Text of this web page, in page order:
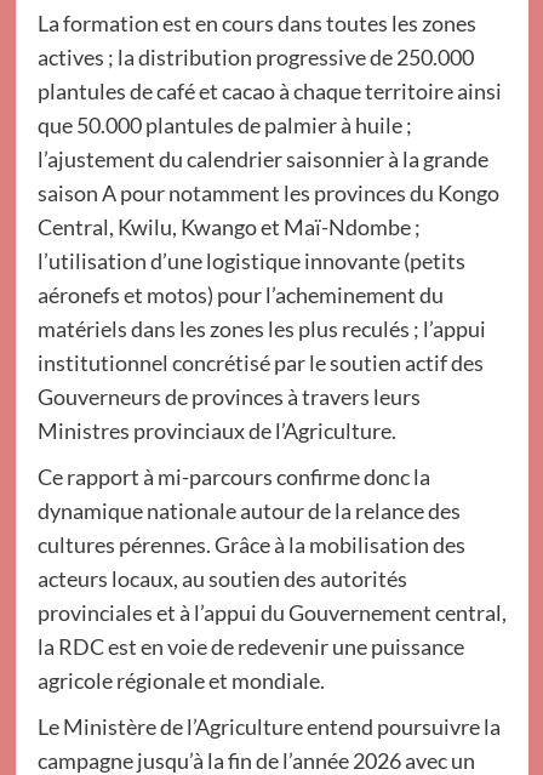
La formation est en cours dans toutes les zones
actives ; la distribution progressive de 250.000
plantules de café et cacao à chaque territoire ainsi
que 50.000 plantules de palmier à huile ;
l’ajustement du calendrier saisonnier à la grande
saison A pour notamment les provinces du Kongo
Central, Kwilu, Kwango et Maï-Ndombe ;
l’utilisation d’une logistique innovante (petits
aéronefs et motos) pour l’acheminement du
matériels dans les zones les plus reculés ; l’appui
institutionnel concrétisé par le soutien actif des
Gouverneurs de provinces à travers leurs
Ministres provinciaux de l’Agriculture.
Ce rapport à mi-parcours confirme donc la
dynamique nationale autour de la relance des
cultures pérennes. Grâce à la mobilisation des
acteurs locaux, au soutien des autorités
provinciales et à l’appui du Gouvernement central,
la RDC est en voie de redevenir une puissance
agricole régionale et mondiale.
Le Ministère de l’Agriculture entend poursuivre la
campagne jusqu’à la fin de l’année 2026 avec un